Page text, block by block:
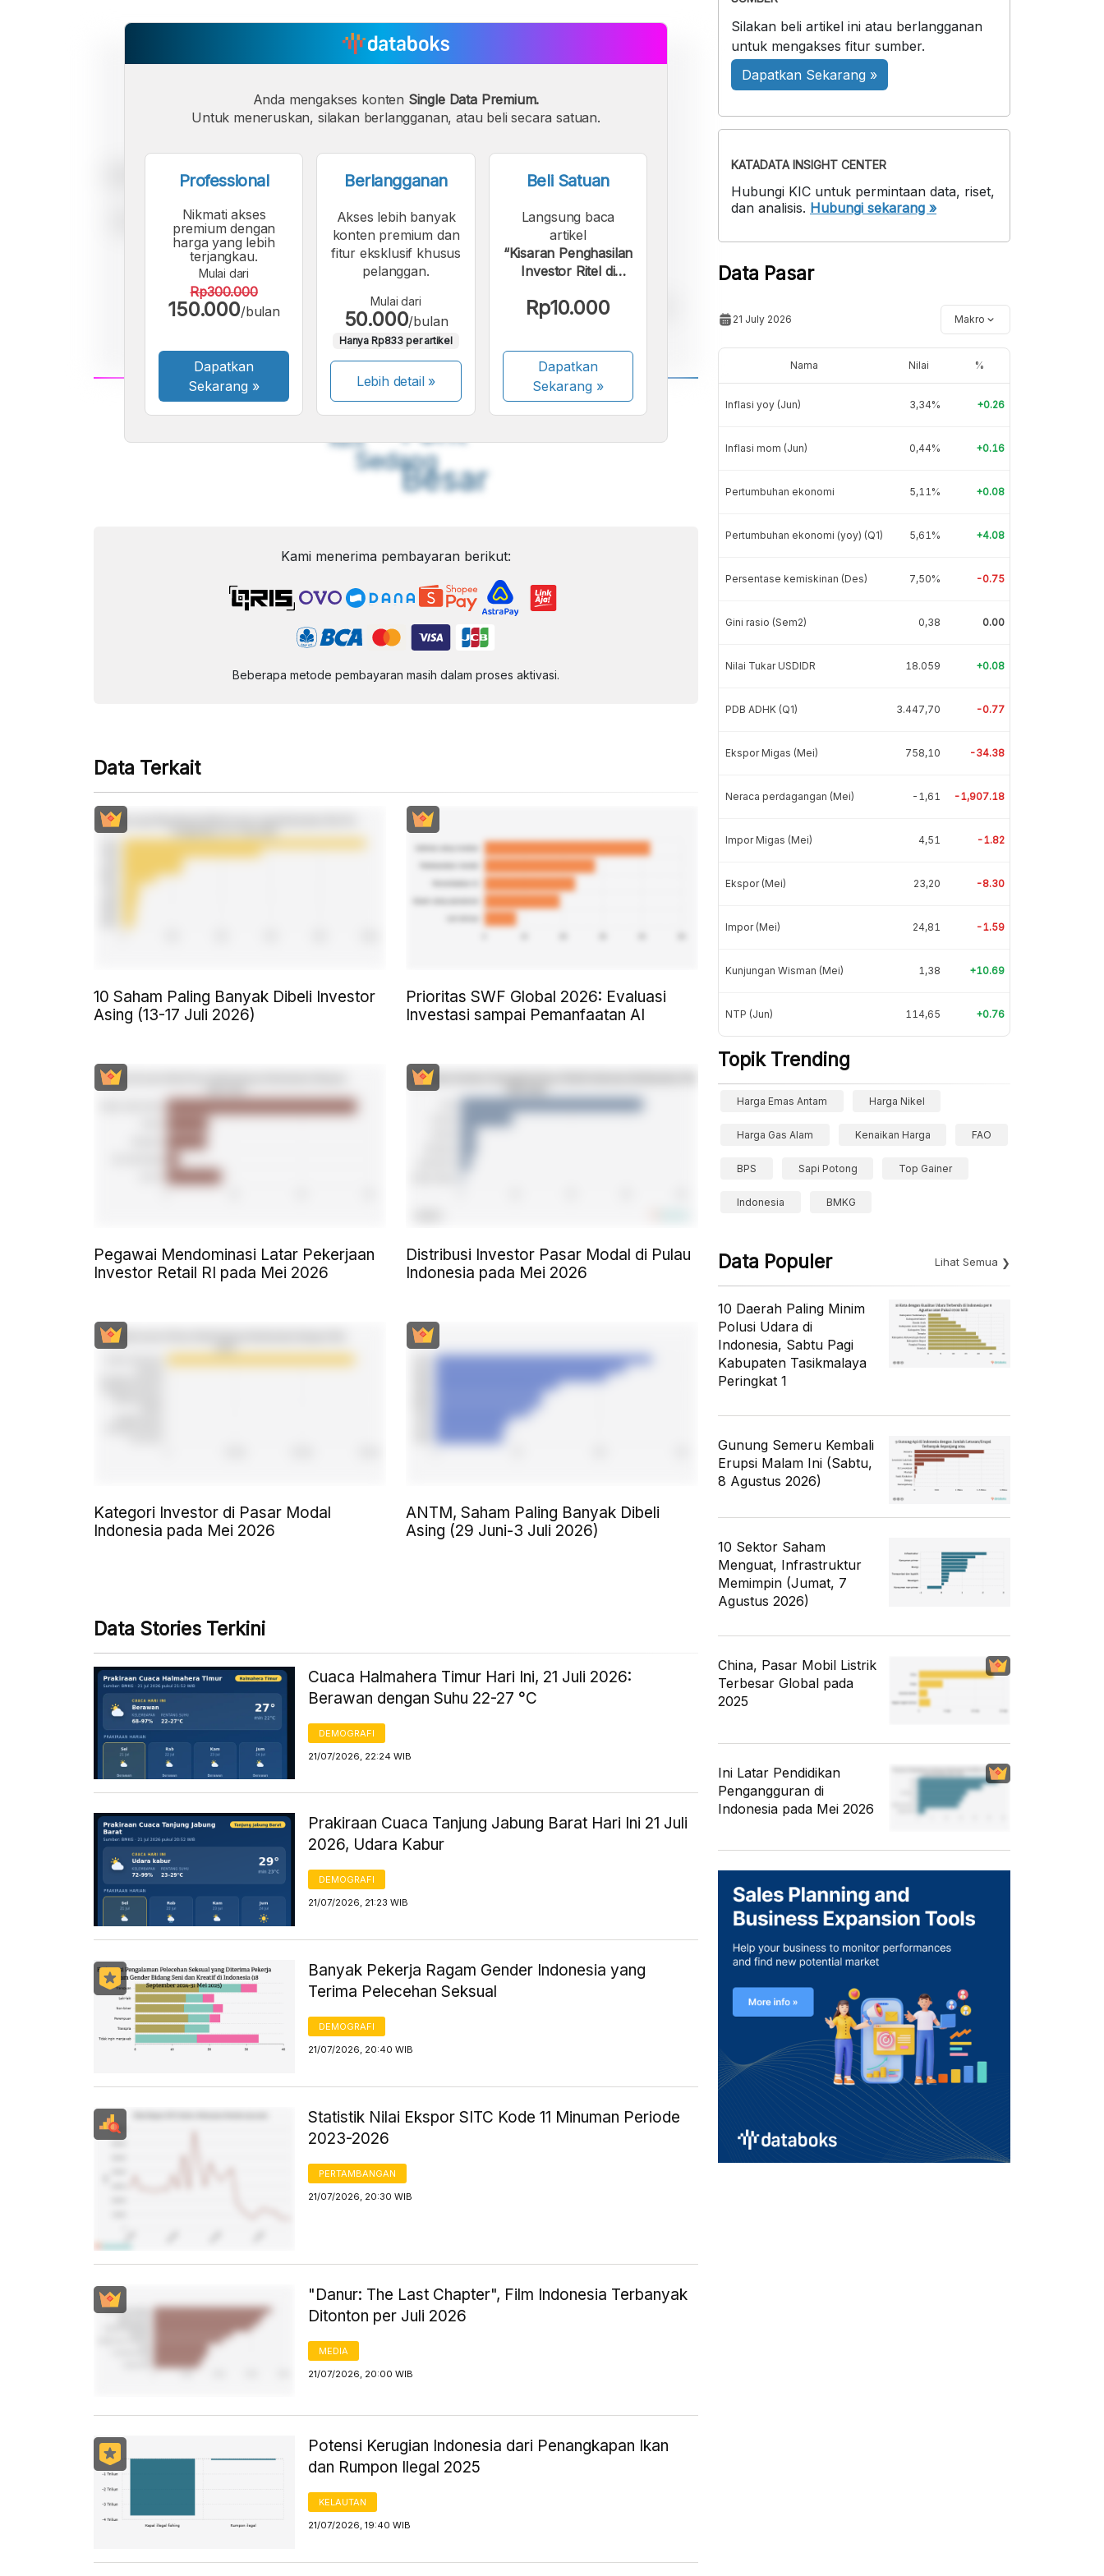
A
Font
Kecil
A
Sedang
A
Besar
Anda mengakses konten Single Data Premium.
Untuk meneruskan, silakan berlangganan, atau beli secara satuan.
Professional
Nikmati akses
premium dengan
harga yang lebih
terjangkau.
Mulai dari
Rp300.000
150.000/bulan
Dapatkan
Sekarang »
Berlangganan
Akses lebih banyak
konten premium dan
fitur eksklusif khusus
pelanggan.
Mulai dari
50.000/bulan
Hanya Rp833 per artikel
Lebih detail »
Beli Satuan
Langsung baca
artikel
“Kisaran Penghasilan
Investor Ritel di
April 2026”.
Rp10.000
Dapatkan
Sekarang»
Kami menerima pembayaran berikut:
Beberapa metode pembayaran masih dalam proses aktivasi.
Data Terkait
10 Saham Paling Banyak Dibeli Investor
Asing (13-17 Juli 2026)
Prioritas SWF Global 2026: Evaluasi
Investasi sampai Pemanfaatan AI
Pegawai Mendominasi Latar Pekerjaan
Investor Retail RI pada Mei 2026
Distribusi Investor Pasar Modal di Pulau
Indonesia pada Mei 2026
Kategori Investor di Pasar Modal
Indonesia pada Mei 2026
ANTM, Saham Paling Banyak Dibeli
Asing (29 Juni-3 Juli 2026)
Data Stories Terkini
Cuaca Halmahera Timur Hari Ini, 21 Juli 2026:
Berawan dengan Suhu 22-27 °C
DEMOGRAFI
21/07/2026, 22:24 WIB
Prakiraan Cuaca Tanjung Jabung Barat Hari Ini 21 Juli
2026, Udara Kabur
DEMOGRAFI
21/07/2026, 21:23 WIB
Banyak Pekerja Ragam Gender Indonesia yang
Terima Pelecehan Seksual
DEMOGRAFI
21/07/2026, 20:40 WIB
Statistik Nilai Ekspor SITC Kode 11 Minuman Periode
2023-2026
PERTAMBANGAN
21/07/2026, 20:30 WIB
"Danur: The Last Chapter", Film Indonesia Terbanyak
Ditonton per Juli 2026
MEDIA
21/07/2026, 20:00 WIB
Potensi Kerugian Indonesia dari Penangkapan Ikan
dan Rumpon Ilegal 2025
KELAUTAN
21/07/2026, 19:40 WIB
Silakan beli artikel ini atau berlangganan
untuk mengakses fitur sumber.
Dapatkan Sekarang »
KATADATA INSIGHT CENTER
Hubungi KIC untuk permintaan data, riset,
dan analisis. Hubungi sekarang »
Data Pasar
21 July 2026 Makro
Nama Nilai %
Inflasi yoy (Jun) 3,34% +0.26
Inflasi mom (Jun) 0,44% +0.16
Pertumbuhan ekonomi 5,11% +0.08
Pertumbuhan ekonomi (yoy) (Q1) 5,61% +4.08
Persentase kemiskinan (Des) 7,50% -0.75
Gini rasio (Sem2) 0,38 0.00
Nilai Tukar USDIDR 18.059 +0.08
PDB ADHK (Q1) 3.447,70 -0.77
Ekspor Migas (Mei) 758,10 -34.38
Neraca perdagangan (Mei) -1,61 -1,907.18
Impor Migas (Mei) 4,51 -1.82
Ekspor (Mei) 23,20 -8.30
Impor (Mei) 24,81 -1.59
Kunjungan Wisman (Mei) 1,38 +10.69
NTP (Jun) 114,65 +0.76
Topik Trending
Harga Emas Antam Harga Nikel
Harga Gas Alam Kenaikan Harga FAO
BPS Sapi Potong Top Gainer
Indonesia BMKG
Data Populer Lihat Semua
10 Daerah Paling Minim
Polusi Udara di
Indonesia, Sabtu Pagi
Kabupaten Tasikmalaya
Peringkat 1
Gunung Semeru Kembali
Erupsi Malam Ini (Sabtu,
8 Agustus 2026)
10 Sektor Saham
Menguat, Infrastruktur
Memimpin (Jumat, 7
Agustus 2026)
China, Pasar Mobil Listrik
Terbesar Global pada
2025
Ini Latar Pendidikan
Pengangguran di
Indonesia pada Mei 2026